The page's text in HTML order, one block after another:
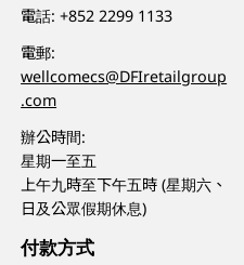
電話:+852 2299 1133
電郵:
wellcomecs@DFIretailgroup
.com
辦公時間:
星期一至五
上午九時至下午五時 (星期六、
日及公眾假期休息)
付款方式